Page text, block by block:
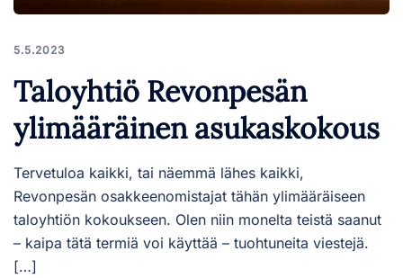
5.5.2023
Taloyhtiö Revonpesän
ylimääräinen asukaskokous
Tervetuloa kaikki, tai näemmä lähes kaikki,
Revonpesän osakkeenomistajat tähän ylimääräiseen
taloyhtiön kokoukseen. Olen niin monelta teistä saanut
– kaipa tätä termiä voi käyttää – tuohtuneita viestejä.
[…]